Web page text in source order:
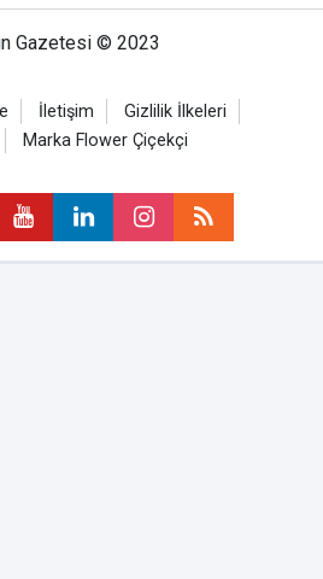
Gazetesi © 2023
İletişim
Gizlilik İlkeleri
Marka Flower Çiçekçi